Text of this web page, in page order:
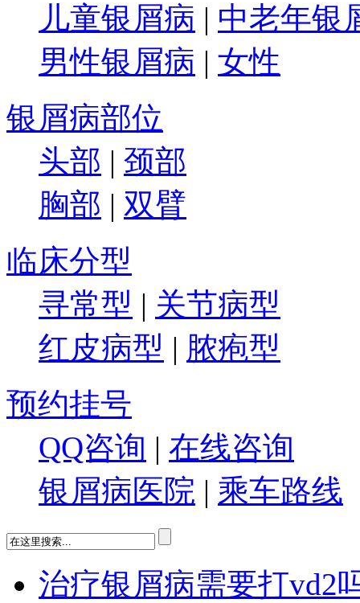
儿童银屑病 | 中老年银
男性银屑病 | 女性
银屑病部位
头部 | 颈部
胸部 | 双臂
临床分型
寻常型 | 关节病型
红皮病型 | 脓疱型
预约挂号
QQ咨询 | 在线咨询
银屑病医院 | 乘车路线
治疗银屑病需要打vd2